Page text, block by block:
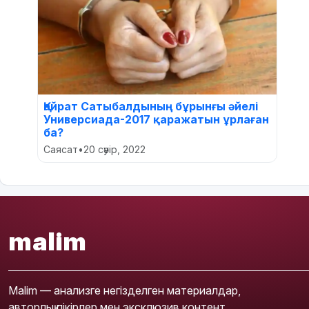
Қайрат Сатыбалдының бұрынғы әйелі
Универсиада-2017 қаражатын ұрлаған
ба?
Саясат•20 сәуір, 2022
malim
Malim — анализге негізделген материалдар,